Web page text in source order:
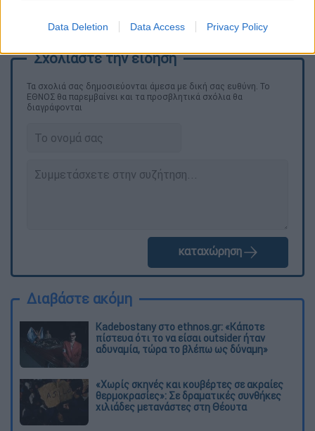
Data Deletion Data Access Privacy Policy
ανάπτυξη.
Τα σχολιά σας δημοσιεύονται άμεσα με δική σας ευθύνη. Το
ΕΘΝΟΣ θα παρεμβαίνει και τα προσβλητικά σχόλια θα
διαγράφονται
καταχώρηση
Διαβάστε ακόμη
Kadebostany στο ethnos.gr: «Κάποτε
πίστευα ότι το να είσαι outsider ήταν
αδυναμία, τώρα το βλέπω ως δύναμη»
«Χωρίς σκηνές και κουβέρτες σε ακραίες
θερμοκρασίες»: Σε δραματικές συνθήκες
χιλιάδες μετανάστες στη Θέουτα